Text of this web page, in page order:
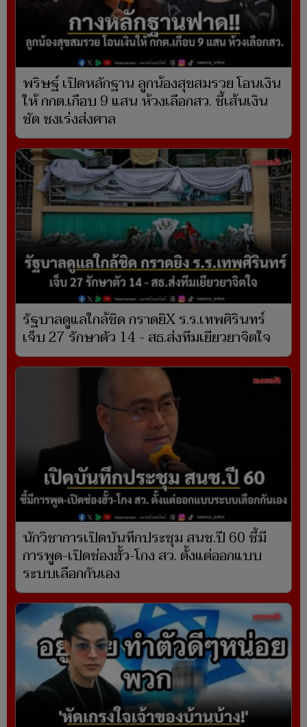
พริษฐ์ เปิดหลักฐาน ลูกน้องสุขสมรวย โอนเงิน
ให้ กกต.เกือบ 9 แสน ห้วงเลือกสว. ชี้เส้นเงิน
ชัด ชงเร่งส่งศาล
รัฐบาลดูแลใกล้ชิด กราดยิX ร.ร.เทพศิรินทร์
เจ็บ 27 รักษาตัว 14 - สธ.ส่งทีมเยียวยาจิตใจ
นักวิชาการเปิดบันทึกประชุม สนช.ปี 60 ชี้มี
การพูด-เปิดช่องฮั้ว-โกง สว. ตั้งแต่ออกแบบ
ระบบเลือกกันเอง